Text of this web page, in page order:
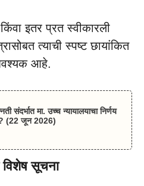
इतर प्रत स्वीकारली
त्याची स्पष्ट छायांकित
आहे.
संदर्भात मा. उच्च न्यायालयाचा निर्णय
(22 जून 2026)
विशेष सूचना